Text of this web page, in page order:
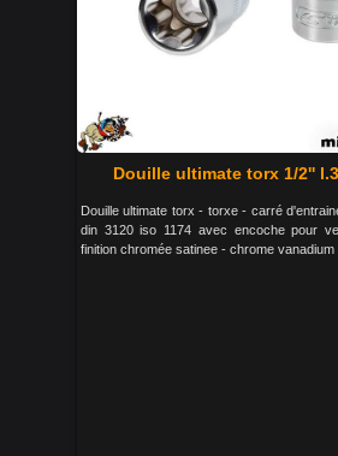
Douille ultimate torx 1/2''
Douille ultimate torx - torxe - carré
din 3120 iso 1174 avec encoche pour
finition chromée satinee - chrome vanadium